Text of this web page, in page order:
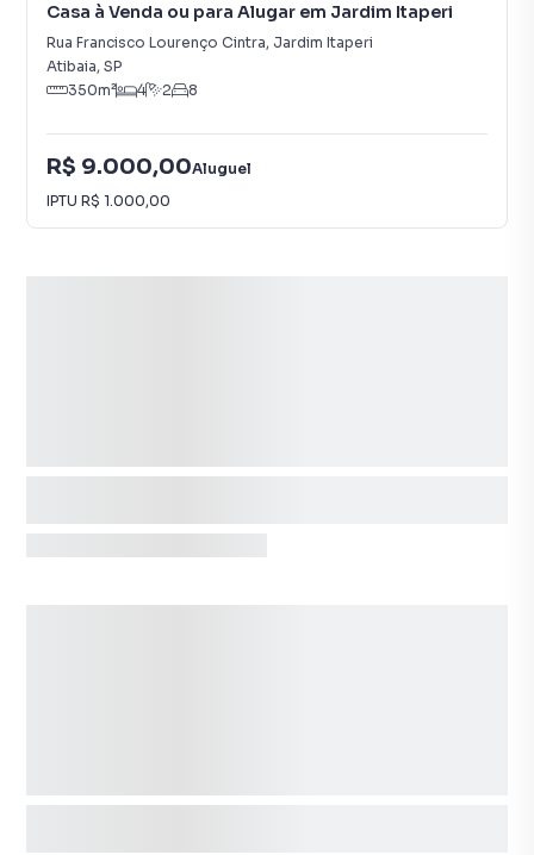
Casa à Venda ou para Alugar em Jardim Itaperi
Rua Francisco Lourenço Cintra, Jardim Itaperi
Atibaia, SP
350m² 4 2 8
R$ 9.000,00Aluguel
IPTU R$ 1.000,00